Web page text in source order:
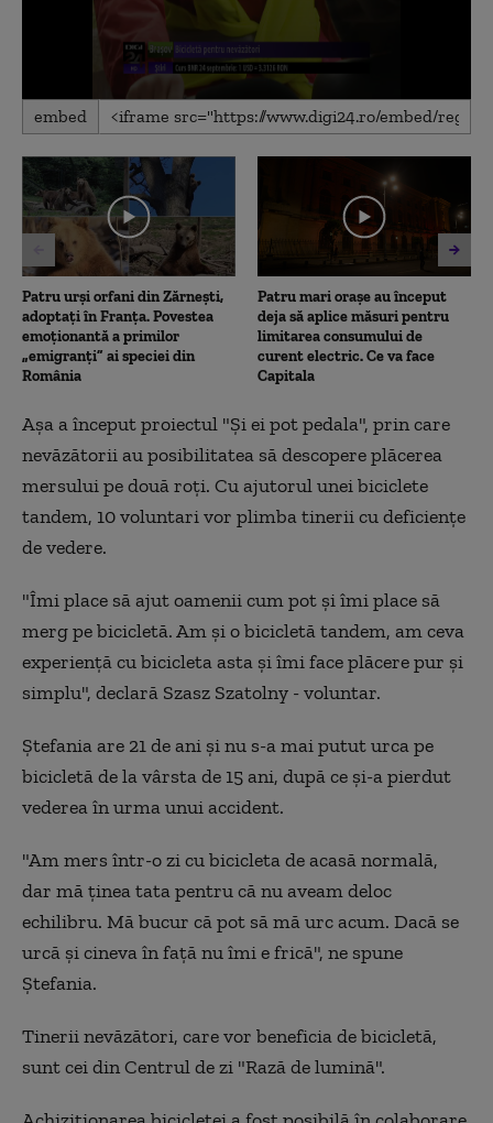
0
seconds
1
minute,
26
seconds
embed
Patru urși orfani din Zărnești,
adoptați în Franța. Povestea
emoționantă a primilor
„emigranți” ai speciei din
România
Patru mari orașe au început
deja să aplice măsuri pentru
limitarea consumului de
curent electric. Ce va face
Capitala
Aşa a început proiectul "Şi ei pot pedala", prin care
nevăzătorii au posibilitatea să descopere plăcerea
mersului pe două roţi. Cu ajutorul unei biciclete
tandem, 10 voluntari vor plimba tinerii cu deficienţe
de vedere.
"Îmi place să ajut oamenii cum pot şi îmi place să
merg pe bicicletă. Am şi o bicicletă tandem, am ceva
experienţă cu bicicleta asta şi îmi face plăcere pur şi
simplu", declară Szasz Szatolny - voluntar.
Ştefania are 21 de ani şi nu s-a mai putut urca pe
bicicletă de la vârsta de 15 ani, după ce şi-a pierdut
vederea în urma unui accident.
"Am mers într-o zi cu bicicleta de acasă normală,
dar mă ţinea tata pentru că nu aveam deloc
echilibru. Mă bucur că pot să mă urc acum. Dacă se
urcă şi cineva în faţă nu îmi e frică", ne spune
Ştefania.
Tinerii nevăzători, care vor beneficia de bicicletă,
sunt cei din Centrul de zi "Rază de lumină".